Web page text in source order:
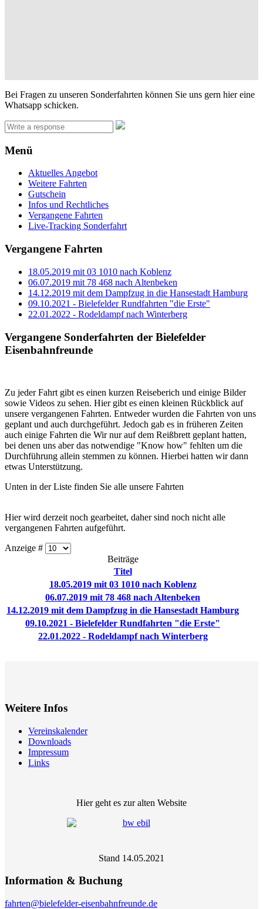
Bei Fragen zu unseren Sonderfahrten können Sie uns gern hier eine
Whatsapp schicken.
Menü
Aktuelles Angebot
Weitere Fahrten
Gutschein
Infos und Rechtliches
Vergangene Fahrten
Live-Tracking Sonderfahrt
Vergangene Fahrten
18.05.2019 mit 03 1010 nach Koblenz
06.07.2019 mit 78 468 nach Altenbeken
14.12.2019 mit dem Dampfzug in die Hansestadt Hamburg
09.10.2021 - Bielefelder Rundfahrten "die Erste"
22.01.2022 - Rodeldampf nach Winterberg
Vergangene Sonderfahrten der Bielefelder
Eisenbahnfreunde
Zu jeder Fahrt gibt es einen kurzen Reiseberich und einige Bilder
sowie Videos zu sehen. Hier gibt es einen kleinen Rückblick auf
unsere vergangenen Fahrten. Entweder wurden die Fahrten von uns
geplant und auch durchgeführt. Jedoch gab es in früheren Zeiten
auch einige Fahrten die Wir nur auf dem Reißbrett geplant hatten,
bei denen uns aber das notwendige "Know how" fehlten um die
Durchführung allein stemmen zu können. Hierbei hatten wir dann
etwas Unterstützung.
Unten in der Liste finden Sie alle unsere Fahrten
Hier wird derzeit noch gearbeitet, daher sind noch nicht alle
vergangenen Fahrten aufgeführt.
Anzeige #
Beiträge
Titel
18.05.2019 mit 03 1010 nach Koblenz
06.07.2019 mit 78 468 nach Altenbeken
14.12.2019 mit dem Dampfzug in die Hansestadt Hamburg
09.10.2021 - Bielefelder Rundfahrten "die Erste"
22.01.2022 - Rodeldampf nach Winterberg
Weitere Infos
Vereinskalender
Downloads
Impressum
Links
Hier geht es zur alten Website
Stand 14.05.2021
Information & Buchung
fahrten@bielefelder-eisenbahnfreunde.de